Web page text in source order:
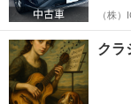
（株）
クラ